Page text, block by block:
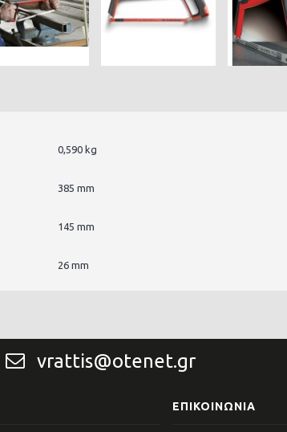
0,590 kg
385 mm
145 mm
26 mm
vrattis@otenet.gr
ΕΠΙΚΟΙΝΩΝΊΑ